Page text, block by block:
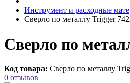
Инструмент и расходные
Сверло по металлу Trigger
Сверло по
Код товара: Сверло по металлу
0 отзывов